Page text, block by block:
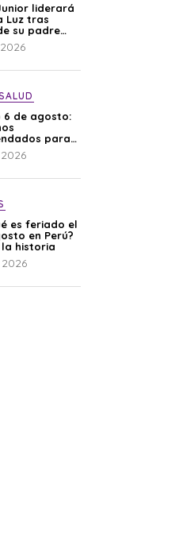
liderará
Luz tras
su padre
con
6 de agosto:
para
el descanso
es feriado el
en Perú?
la historia